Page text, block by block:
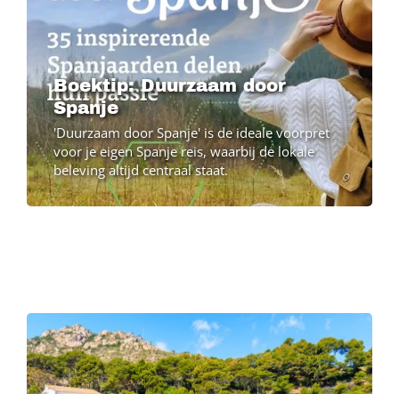
Boektip: Duurzaam door
Spanje
'Duurzaam door Spanje' is de ideale voorpret
voor je eigen Spanje reis, waarbij de lokale
beleving altijd centraal staat.